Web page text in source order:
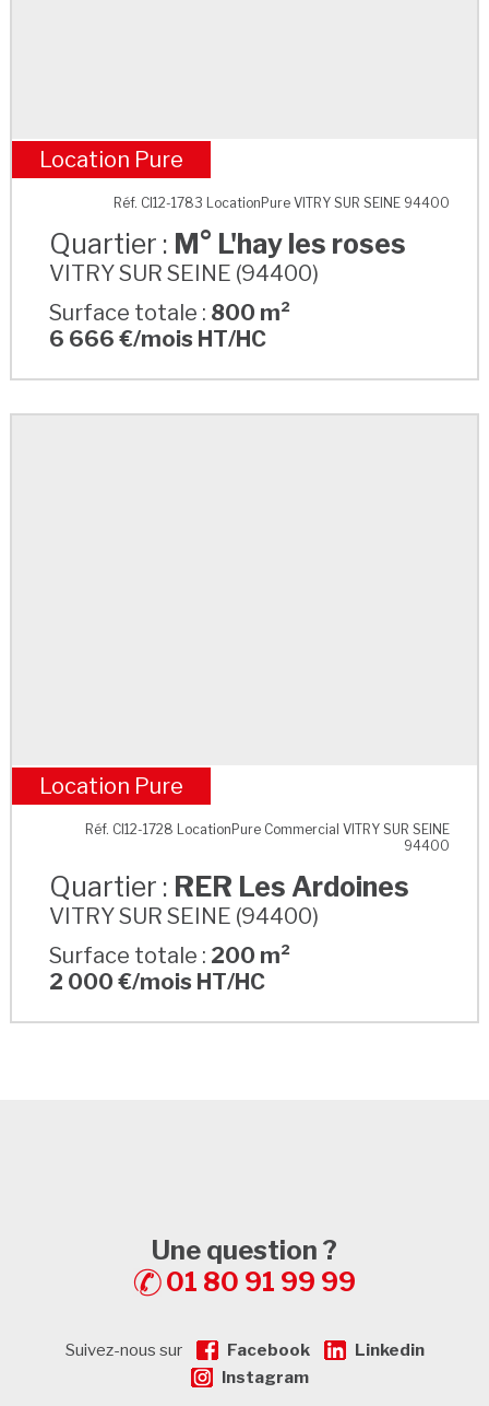
M° L'hay les roses
Location Pure
Réf. CI12-1783 LocationPure VITRY SUR SEINE 94400
Quartier : M° L'hay les roses
VITRY SUR SEINE (94400)
Surface totale : 800 m²
6 666 €/mois HT/HC
RER Les Ardoines
Location Pure
Réf. CI12-1728 LocationPure Commercial VITRY SUR SEINE
94400
Quartier : RER Les Ardoines
VITRY SUR SEINE (94400)
Surface totale : 200 m²
2 000 €/mois HT/HC
Une question ?
01 80 91 99 99
Suivez-nous sur Facebook
Linkedin
Instagram